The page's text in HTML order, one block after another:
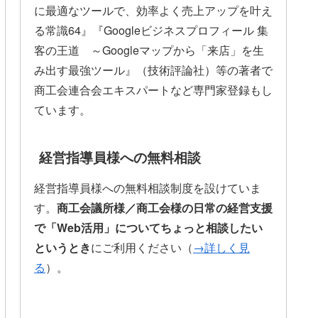
に最適なツールで、効率よく売上アップを叶え
る常識64』『Googleビジネスプロフィール 集
客の王道 ～Googleマップから「来店」を生
み出す最強ツール』（技術評論社）等の著者で
商工会連合会エキスパートなど専門家登録もし
ています。
経営指導員様への無料相談
経営指導員様への無料相談制度を設けていま
す。 商工会議所様／商工会様の日常の経営支援
で「Web活用」についてちょっと相談したい
というときにご利用ください（→詳しく見
る）。